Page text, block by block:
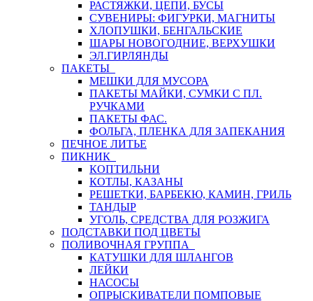
РАСТЯЖКИ, ЦЕПИ, БУСЫ
СУВЕНИРЫ: ФИГУРКИ, МАГНИТЫ
ХЛОПУШКИ, БЕНГАЛЬСКИЕ
ШАРЫ НОВОГОДНИЕ, ВЕРХУШКИ
ЭЛ.ГИРЛЯНДЫ
ПАКЕТЫ
МЕШКИ ДЛЯ МУСОРА
ПАКЕТЫ МАЙКИ, СУМКИ С ПЛ.
РУЧКАМИ
ПАКЕТЫ ФАС.
ФОЛЬГА, ПЛЕНКА ДЛЯ ЗАПЕКАНИЯ
ПЕЧНОЕ ЛИТЬЕ
ПИКНИК
КОПТИЛЬНИ
КОТЛЫ, КАЗАНЫ
РЕШЕТКИ, БАРБЕКЮ, КАМИН, ГРИЛЬ
ТАНДЫР
УГОЛЬ, СРЕДСТВА ДЛЯ РОЗЖИГА
ПОДСТАВКИ ПОД ЦВЕТЫ
ПОЛИВОЧНАЯ ГРУППА
КАТУШКИ ДЛЯ ШЛАНГОВ
ЛЕЙКИ
НАСОСЫ
ОПРЫСКИВАТЕЛИ ПОМПОВЫЕ